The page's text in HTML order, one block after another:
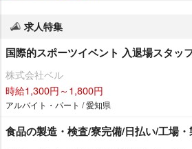
求人特集
国際的スポーツイベント 入退場スタッ
株式会社ベル
時給1,300円～1,800円
アルバイト・パート / 愛知県
食品の製造・検査/寮完備/日払い/工場